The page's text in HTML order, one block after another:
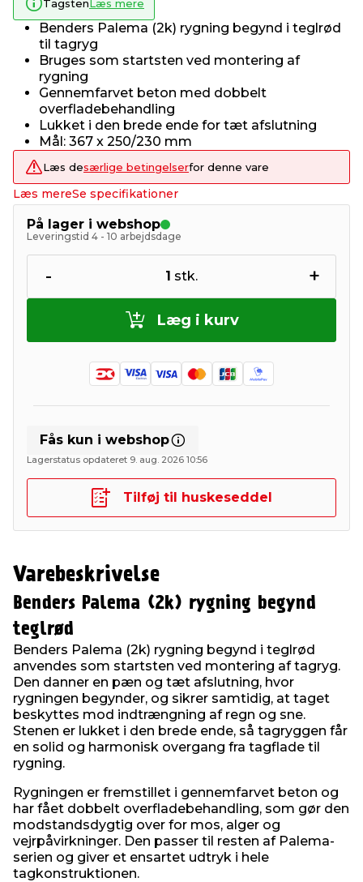
TagstenLæs mere
Benders Palema (2k) rygning begynd i teglrød
til tagryg
Bruges som startsten ved montering af
rygning
Gennemfarvet beton med dobbelt
overfladebehandling
Lukket i den brede ende for tæt afslutning
Mål: 367 x 250/230 mm
Læs desærlige betingelserfor denne vare
Læs mereSe specifikationer
På lager i webshop
Leveringstid 4 - 10 arbejdsdage
- 1 stk. +
Læg i kurv
Fås kun i webshop
Lagerstatus opdateret 9. aug. 2026 10:56
Tilføj til huskeseddel
Varebeskrivelse
Benders Palema (2k) rygning begynd
teglrød
Benders Palema (2k) rygning begynd i teglrød
anvendes som startsten ved montering af tagryg.
Den danner en pæn og tæt afslutning, hvor
rygningen begynder, og sikrer samtidig, at taget
beskyttes mod indtrængning af regn og sne.
Stenen er lukket i den brede ende, så tagryggen får
en solid og harmonisk overgang fra tagflade til
rygning.
Rygningen er fremstillet i gennemfarvet beton og
har fået dobbelt overfladebehandling, som gør den
modstandsdygtig over for mos, alger og
vejrpåvirkninger. Den passer til resten af Palema-
serien og giver et ensartet udtryk i hele
tagkonstruktionen.